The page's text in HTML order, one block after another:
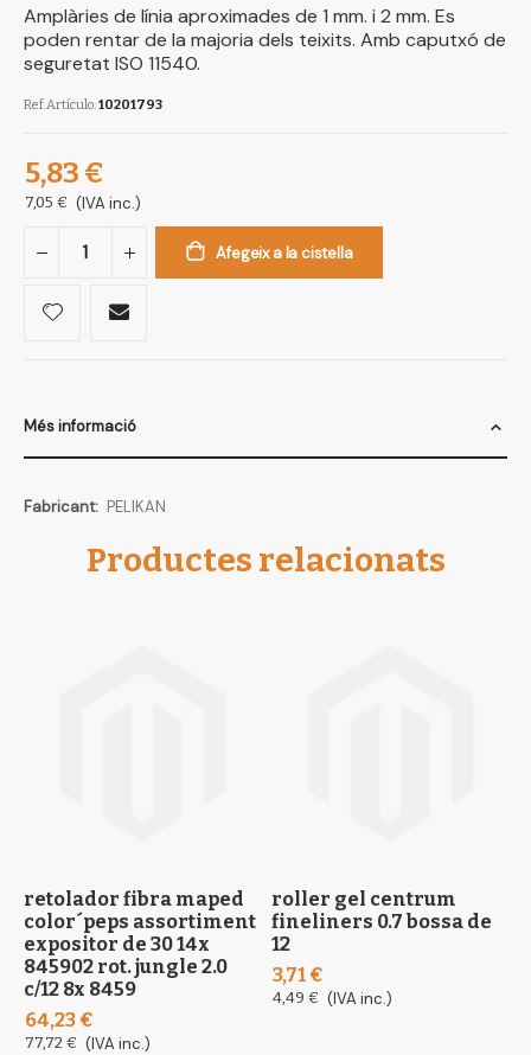
Amplàries de línia aproximades de 1 mm. i 2 mm. Es
poden rentar de la majoria dels teixits. Amb caputxó de
seguretat ISO 11540.
Ref.Artículo 10201793
5,83 €
7,05 € (IVA inc.)
Afegeix a la cistella
Més informació
Més
PELIKAN
Productes relacionats
retolador fibra maped
color´peps assortiment
expositor de 30 14x
845902 rot. jungle 2.0
c/12 8x 8459
64,23 €
77,72 € (IVA inc.)
roller gel centrum
fineliners 0.7 bossa de
12
3,71 €
4,49 € (IVA inc.)